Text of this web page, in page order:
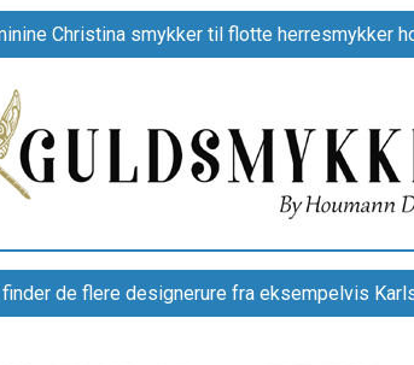
de flere designerure fra eksempelvis